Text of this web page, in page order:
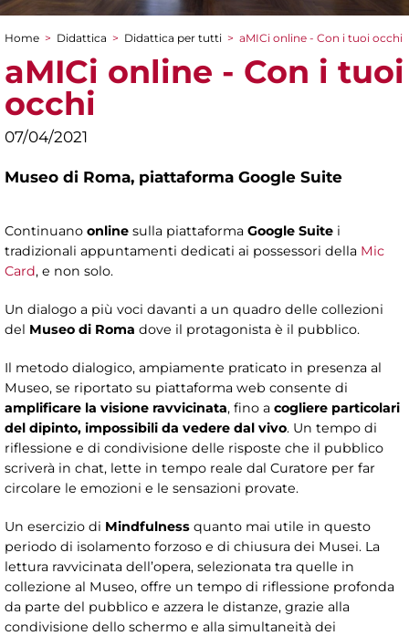
Tu sei qui
Home > Didattica > Didattica per tutti > aMICi online - Con i tuoi occhi
aMICi online - Con i tuoi
occhi
07/04/2021
Museo di Roma, piattaforma Google Suite
Continuano online sulla piattaforma Google Suite i
tradizionali appuntamenti dedicati ai possessori della Mic
Card, e non solo.
Un dialogo a più voci davanti a un quadro delle collezioni
del Museo di Roma dove il protagonista è il pubblico.
Il metodo dialogico, ampiamente praticato in presenza al
Museo, se riportato su piattaforma web consente di
amplificare la visione ravvicinata, fino a cogliere particolari
del dipinto, impossibili da vedere dal vivo. Un tempo di
riflessione e di condivisione delle risposte che il pubblico
scriverà in chat, lette in tempo reale dal Curatore per far
circolare le emozioni e le sensazioni provate.
Un esercizio di Mindfulness quanto mai utile in questo
periodo di isolamento forzoso e di chiusura dei Musei. La
lettura ravvicinata dell’opera, selezionata tra quelle in
collezione al Museo, offre un tempo di riflessione profonda
da parte del pubblico e azzera le distanze, grazie alla
condivisione dello schermo e alla simultaneità dei